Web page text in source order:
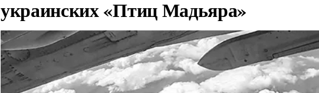
украинских «Птиц Мадьяра»